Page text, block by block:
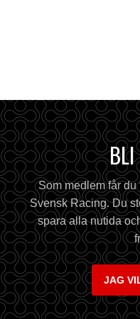
BLI
Som medlem får
Svensk Racing. Du
spara alla nutida
JAG